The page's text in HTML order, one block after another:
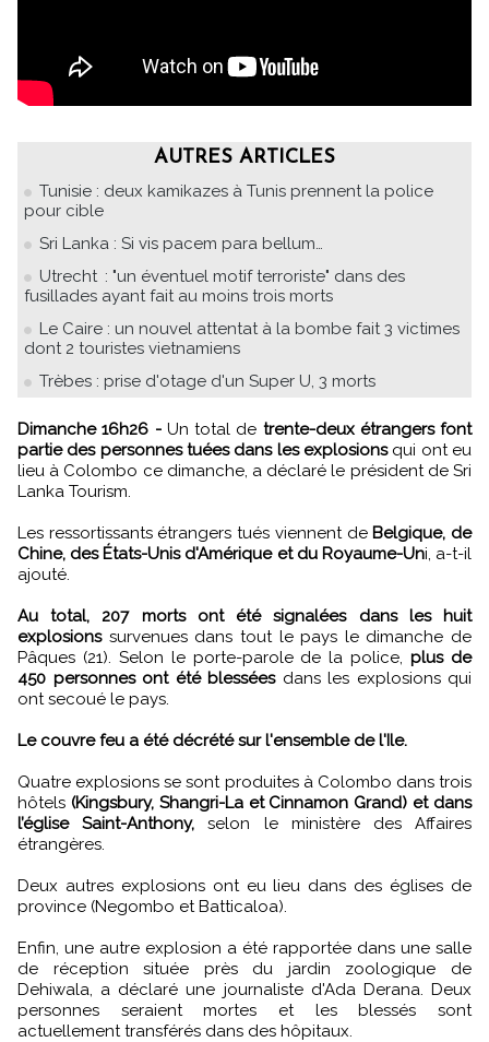
AUTRES ARTICLES
Tunisie : deux kamikazes à Tunis prennent la police
pour cible
Sri Lanka : Si vis pacem para bellum…
Utrecht : "un éventuel motif terroriste" dans des
fusillades ayant fait au moins trois morts
Le Caire : un nouvel attentat à la bombe fait 3 victimes
dont 2 touristes vietnamiens
Trèbes : prise d'otage d'un Super U, 3 morts
Dimanche 16h26 -Un total de trente-deux étrangers font
partie des personnes tuées dans les explosionsqui ont eu
lieu à Colombo ce dimanche, a déclaré le président de Sri
Lanka Tourism.
Les ressortissants étrangers tués viennent de Belgique, de
Chine, des États-Unis d'Amérique et du Royaume-Uni, a-t-il
ajouté.
Au total, 207 morts ont été signalées dans les huit
explosions survenues dans tout le pays le dimanche de
Pâques (21). Selon le porte-parole de la police,plus de
450 personnes ont été blesséesdans les explosions qui
ont secoué le pays.
Le couvre feu a été décrété sur l'ensemble de l'Ile.
Quatre explosions se sont produites à Colombo dans trois
hôtels (Kingsbury, Shangri-La et Cinnamon Grand) et dans
l’église Saint-Anthony,selon le ministère des Affaires
étrangères.
Deux autres explosions ont eu lieu dans des églises de
province (Negombo et Batticaloa).
Enfin, une autre explosion a été rapportée dans une salle
de réception située près du jardin zoologique de
Dehiwala, a déclaré une journaliste d'Ada Derana. Deux
personnes seraient mortes et les blessés sont
actuellement transférés dans des hôpitaux.